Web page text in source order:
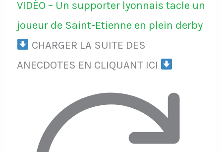
VIDÉO – Un supporter lyonnais tacle un
joueur de Saint-Etienne en plein derby
CHARGER LA SUITE DES
ANECDOTES EN CLIQUANT ICI